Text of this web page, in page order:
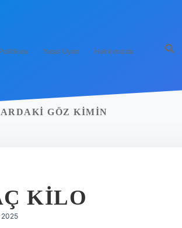
Yasal Uyarı Hakkımızda
GÖZ KIMIN
KILO
2025